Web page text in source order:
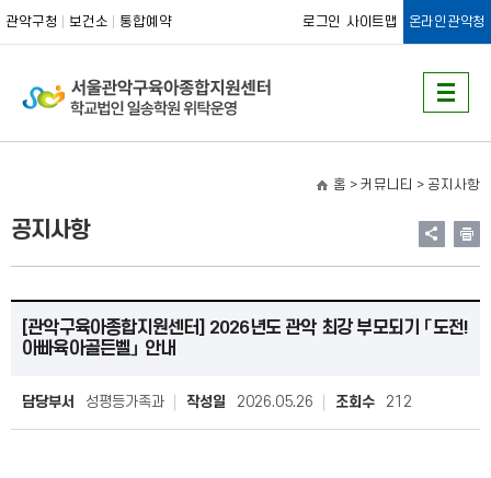
관악구청 보건소 통합예약 로그인 사이트맵 온라인관악청
홈 > 커뮤니티 > 공지사항
공지사항
[관악구육아종합지원센터] 2026년도 관악 최강 부모되기 「도전!
아빠육아골든벨」 안내
담당부서 성평등가족과 작성일 2026.05.26 조회수 212